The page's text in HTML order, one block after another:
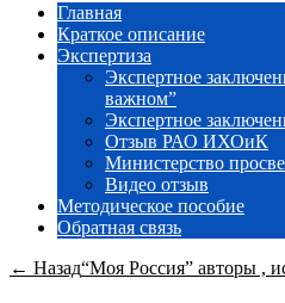
Главная
Краткое описание
Экспертиза
Экспертное
важном”
Экспертное
Отзыв РАО ИХОиК
Министерство
Видео отзыв
Методическое пособие
Обратная связь
← Назад“Моя Россия” авторы ,